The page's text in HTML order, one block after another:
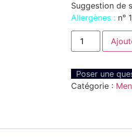
Suggestion de
Allergènes : n°
Poser une
Catégorie :